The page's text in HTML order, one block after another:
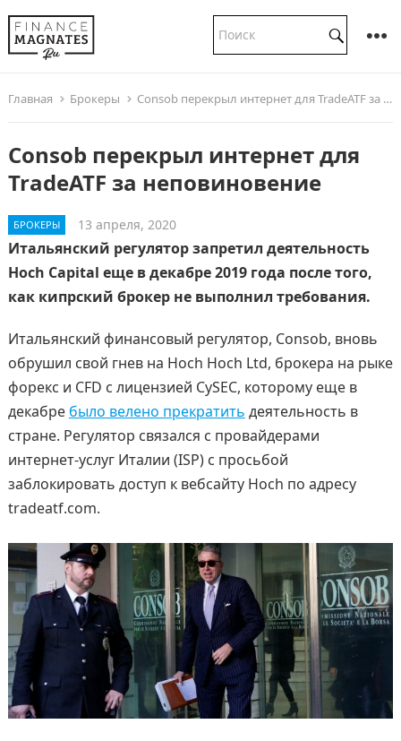
Главная Брокеры Consob перекрыл интернет для TradeATF за неповиновение
Consob перекрыл интернет для
TradeATF за неповиновение
БРОКЕРЫ 13 апреля, 2020
Итальянский регулятор запретил деятельность
Hoch Capital еще в декабре 2019 года после того,
как кипрский брокер не выполнил требования.
Итальянский финансовый регулятор, Consob, вновь
обрушил свой гнев на Hoch Hoch Ltd, брокера на рыке
форекс и CFD с лицензией CySEC, которому еще в
декабре было велено прекратить деятельность в
стране. Регулятор связался с провайдерами
интернет-услуг Италии (ISP) с просьбой
заблокировать доступ к вебсайту Hoch по адресу
tradeatf.com.